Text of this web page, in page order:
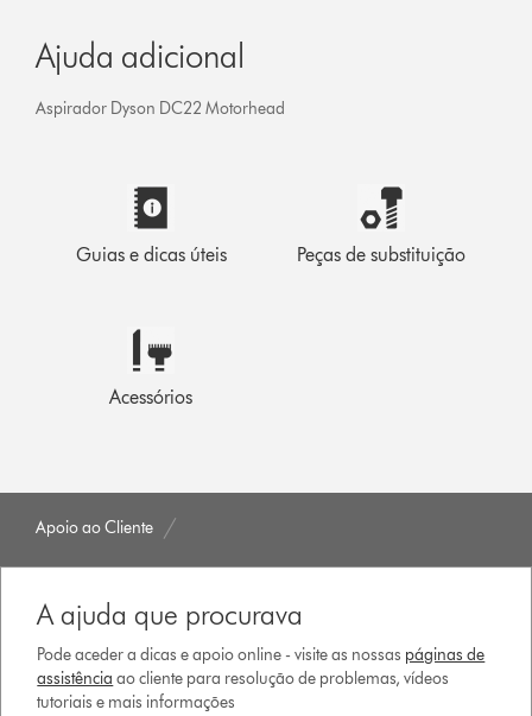
Ajuda adicional
Aspirador Dyson DC22 Motorhead
Guias e dicas úteis Peças de substituição
Acessórios
Apoio ao Cliente
A ajuda que procurava
Pode aceder a dicas e apoio online - visite as nossas páginas de
assistência ao cliente para resolução de problemas, vídeos
tutoriais e mais informações